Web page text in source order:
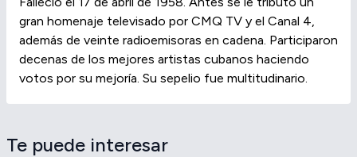
gran homenaje televisado por CMQ TV y el Canal 4,
además de veinte radioemisoras en cadena. Participaron
decenas de los mejores artistas cubanos haciendo
votos por su mejoría. Su sepelio fue multitudinario.
Te puede interesar